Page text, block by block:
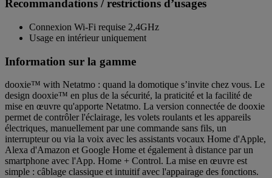
Recommandations / restrictions d’usages
Connexion Wi-Fi requise 2,4GHz
Usage en intérieur uniquement
Information sur la gamme
dooxie™ with Netatmo : quand la domotique s’invite chez vous. Le
design dooxie™ en plus de la sécurité, la praticité et la facilité de
mise en œuvre qu'apporte Netatmo. La version connectée de dooxie
permet de contrôler l'éclairage, les volets roulants et les appareils
électriques, manuellement par une commande sans fils, un
interrupteur ou via la voix avec les assistants vocaux Home d'Apple,
Alexa d'Amazon et Google Home et également à distance par un
smartphone avec l'App. Home + Control. La mise en œuvre est
simple : câblage classique et intuitif avec l'appairage des fonctions.